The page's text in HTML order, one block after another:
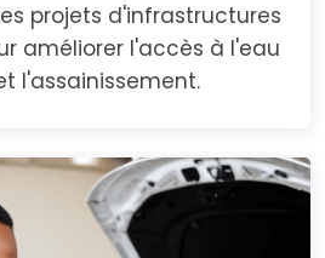
projets d'infrastructures
améliorer l'accès à l'eau
l'assainissement.